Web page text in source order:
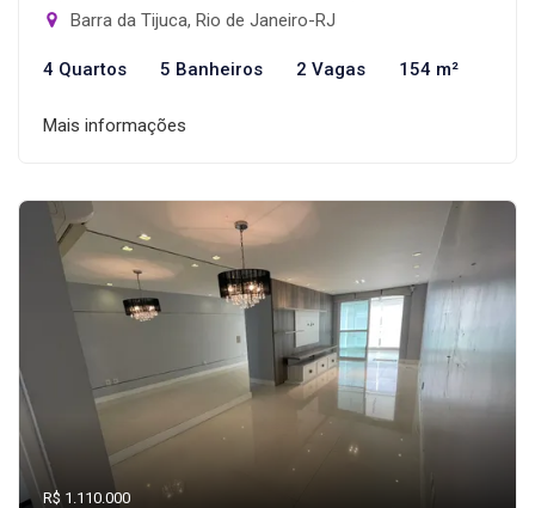
Barra da Tijuca, Rio de Janeiro-RJ
4 Quartos 5 Banheiros 2 Vagas 154 m²
Mais informações
R$ 1.110.000